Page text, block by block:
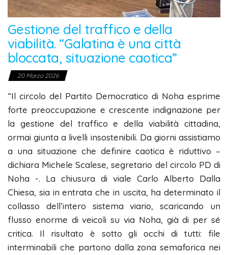
Gestione del traffico e della
viabilità. “Galatina è una città
bloccata, situazione caotica”
20 Marzo 2026
“Il circolo del Partito Democratico di Noha esprime
forte preoccupazione e crescente indignazione per
la gestione del traffico e della viabilità cittadina,
ormai giunta a livelli insostenibili. Da giorni assistiamo
a una situazione che definire caotica è riduttivo –
dichiara Michele Scalese, segretario del circolo PD di
Noha -. La chiusura di viale Carlo Alberto Dalla
Chiesa, sia in entrata che in uscita, ha determinato il
collasso dell’intero sistema viario, scaricando un
flusso enorme di veicoli su via Noha, già di per sé
critica. Il risultato è sotto gli occhi di tutti: file
interminabili che partono dalla zona semaforica nei